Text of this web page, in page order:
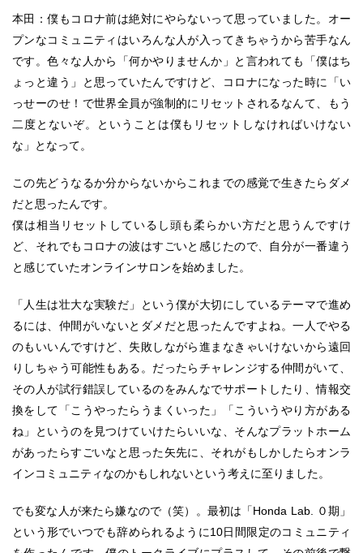
本田：僕もコロナ前は絶対にやらないって思っていました。オー
プンなコミュニティはいろんな人が入ってきちゃうから苦手なん
です。色々な人から「何かやりませんか」と言われても「僕はち
ょっと違う」と思っていたんですけど、コロナになった時に「い
っせーのせ！で世界全員が強制的にリセットされるなんて、もう
二度とないぞ。ということは僕もリセットしなければいけない
な」となって。
この先どうなるか分からないからこれまでの感覚で生きたらダメ
だと思ったんです。
僕は相当リセットしているし頭も柔らかい方だと思うんですけ
ど、それでもコロナの波はすごいと感じたので、自分が一番違う
と感じていたオンラインサロンを始めました。
「人生は壮大な実験だ」という僕が大切にしているテーマで進め
るには、仲間がいないとダメだと思ったんですよね。一人でやる
のもいいんですけど、失敗しながら進まなきゃいけないから遠回
りしちゃう可能性もある。だったらチャレンジする仲間がいて、
その人が試行錯誤しているのをみんなでサポートしたり、情報交
換をして「こうやったらうまくいった」「こういうやり方がある
ね」というのを見つけていけたらいいな、そんなプラットホーム
があったらすごいなと思った矢先に、それがもしかしたらオンラ
インコミュニティなのかもしれないという考えに至りました。
でも変な人が来たら嫌なので（笑）。最初は「Honda Lab. ０期」
という形でいつでも辞められるように10日間限定のコミュニティ